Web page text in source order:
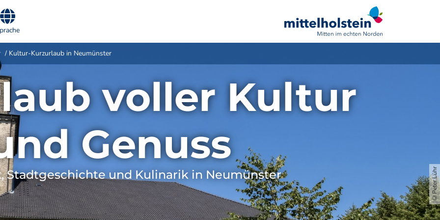
Kultur-Kurzurlaub in Neumünster
voller Kultur
Genuss
Stadtgeschichte und Kulinarik in Neumünster ©Peter Lühr